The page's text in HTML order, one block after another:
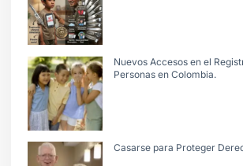
Nuevos Accesos en el
Personas en Colombia.
Casarse para Proteger